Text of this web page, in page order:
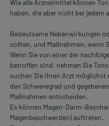
Wie alle Arzneimittel können
haben, die aber nicht bei jedem
Bedeutsame Nebenwirkungen
sollten, und Maßnahmen, wenn
Wenn Sie von einer der
betroffen sind, nehmen Sie
suchen Sie Ihren Arzt möglichst
den Schweregrad und
Maßnahmen entscheiden.
Es können Magen-Darm-
Magenbeschwerden) auftreten.